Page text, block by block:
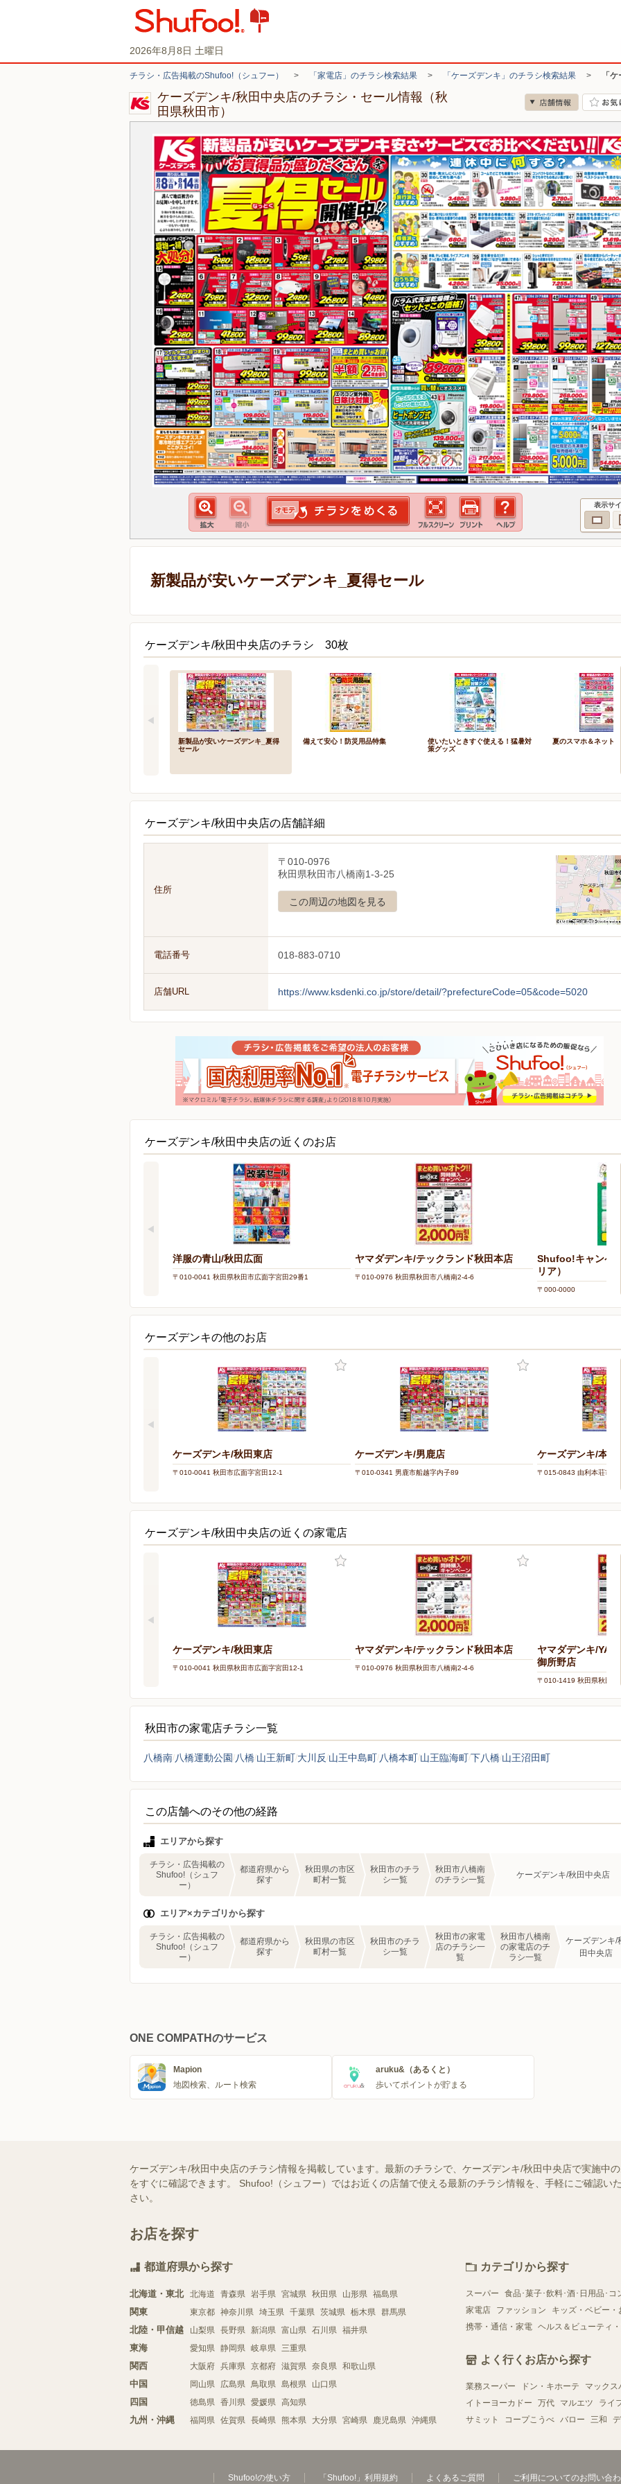
2026年8月8日 土曜日
チラシ・広告掲載のShufoo!（シュフー） > 「家電店」のチラシ検索結果 > 「ケーズデンキ」のチラシ検索結果 > 「
ケーズデンキ/秋田中央店のチラシ・セール情報（秋
田県秋田市）
表示サ
新製品が安いケーズデンキ_夏得セール
ケーズデンキ/秋田中央店のチラシ 30枚
新製品が安いケーズデンキ_夏得
セール
備えて安心！防災用品特集
使いたいときすぐ使える！猛暑対
策グッズ
夏のスマホ＆ネット応
ケーズデンキ/秋田中央店の店舗詳細
住所
〒010-0976
秋田県秋田市八橋南1-3-25
この周辺の地図を見る
電話番号 018-883-0710
店舗URL https://www.ksdenki.co.jp/store/detail/?prefectureCode=05&code=5020
ケーズデンキ/秋田中央店の近くのお店
洋服の青山/秋田広面
〒010-0041 秋田県秋田市広面字宮田29番1
ヤマダデンキ/テックランド秋田本店
〒010-0976 秋田県秋田市八橋南2-4-6
Shufoo!キャンペ
リア）
〒000-0000
ケーズデンキの他のお店
ケーズデンキ/秋田東店
〒010-0041 秋田市広面字宮田12-1
ケーズデンキ/男鹿店
〒010-0341 男鹿市船越字内子89
ケーズデンキ/本荘店
〒015-0843 由利本荘市東
ケーズデンキ/秋田中央店の近くの家電店
ケーズデンキ/秋田東店
〒010-0041 秋田県秋田市広面字宮田12-1
ヤマダデンキ/テックランド秋田本店
〒010-0976 秋田県秋田市八橋南2-4-6
ヤマダデンキ/
御所野店
〒010-1419 秋田県秋田市
秋田市の家電店チラシ一覧
八橋南 八橋運動公園 八橋 山王新町 大川反 山王中島町 八橋本町 山王臨海町下八橋 山王沼田町
この店舗へのその他の経路
エリアから探す
チラシ・広告掲載の
Shufoo!（シュフ
ー）
都道府県から
探す
秋田県の市区
町村一覧
秋田市のチラ
シ一覧
秋田市八橋南
のチラシ一覧
ケーズデンキ/秋田中央店
エリア×カテゴリから探す
チラシ・広告掲載の
Shufoo!（シュフ
ー）
都道府県から
探す
秋田県の市区
町村一覧
秋田市のチラ
シ一覧
秋田市の家電
店のチラシ一
覧
秋田市八橋南
の家電店のチ
ラシ一覧
ケーズデンキ/
田中央店
ONE COMPATHのサービス
Mapion
地図検索、ルート検索
aruku&（あるくと）
歩いてポイントが貯まる
ケーズデンキ/秋田中央店のチラシ情報を掲載しています。最新のチラシで、ケーズデンキ/秋田中央店で実施中
をすぐに確認できます。 Shufoo!（シュフー）ではお近くの店舗で使える最新のチラシ情報を、手軽にご確認い
さい。
お店を探す
都道府県から探す
北海道・東北 北海道 青森県 岩手県 宮城県 秋田県 山形県 福島県
関東 東京都 神奈川県 埼玉県 千葉県 茨城県 栃木県 群馬県
北陸・甲信越 山梨県 長野県 新潟県 富山県 石川県 福井県
東海 愛知県 静岡県 岐阜県 三重県
関西 大阪府 兵庫県 京都府 滋賀県 奈良県 和歌山県
中国 岡山県 広島県 鳥取県 島根県 山口県
四国 徳島県 香川県 愛媛県 高知県
九州・沖縄 福岡県 佐賀県 長崎県 熊本県 大分県 宮崎県 鹿児島県 沖縄県
カテゴリから探す
スーパー 食品･菓子･飲料･酒･日用品･コ
家電店
ファッション キッズ・ベビー・
携帯・通信・家電 ヘルス＆ビューティ
よく行くお店から探す
業務スーパー ドン・キホーテ マックス
イトーヨーカドー
万代 マルエツ ライ
サミット
コープこうべ バロー 三和
Shufoo!の使い方 「Shufoo!」利用規約 よくあるご質問 ご利用についてのお問い合